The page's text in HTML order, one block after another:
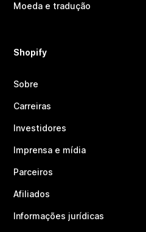
Moeda e tradução
Shopify
Sobre
Carreiras
Investidores
Imprensa e mídia
Parceiros
Afiliados
Informações jurídicas